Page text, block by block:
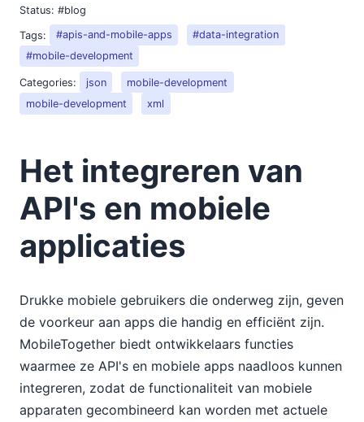
Status: #blog
Tags:
#apis-and-mobile-apps
#data-integration
#mobile-development
Categories: json
mobile-development
mobile-development
xml
Het integreren van
API's en mobiele
applicaties
Drukke mobiele gebruikers die onderweg zijn, geven
de voorkeur aan apps die handig en efficiënt zijn.
MobileTogether biedt ontwikkelaars functies
waarmee ze API's en mobiele apps naadloos kunnen
integreren, zodat de functionaliteit van mobiele
apparaten gecombineerd kan worden met actuele